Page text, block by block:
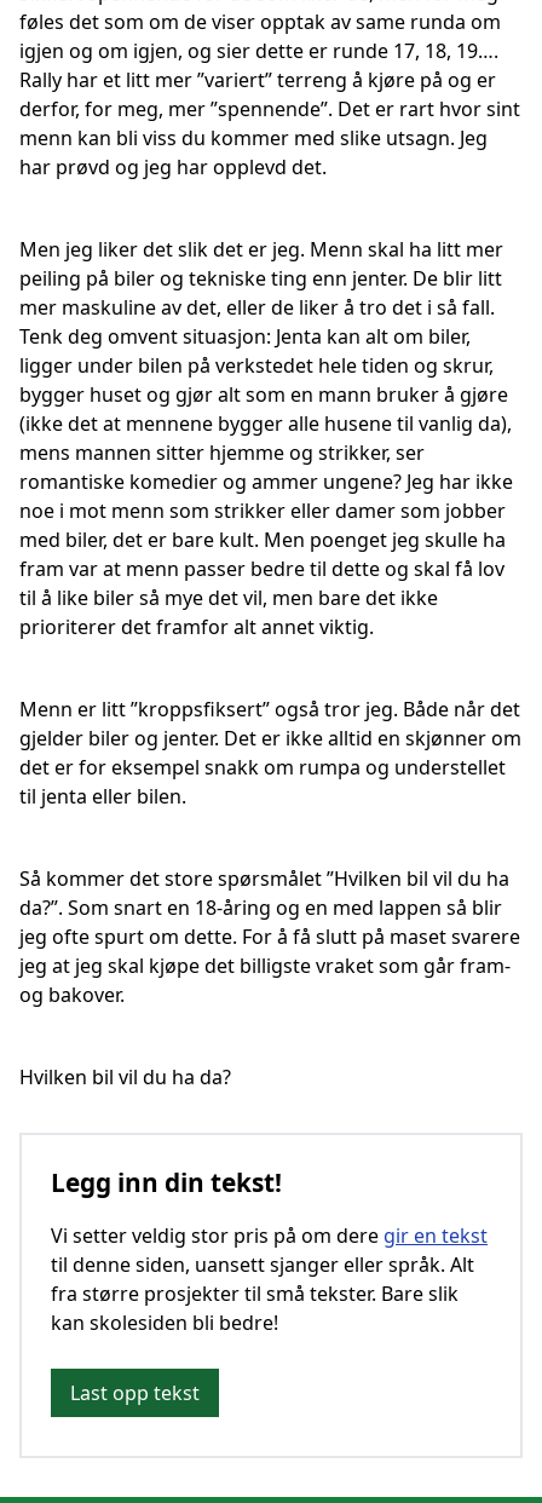
føles det som om de viser opptak av same runda om
igjen og om igjen, og sier dette er runde 17, 18, 19….
Rally har et litt mer ”variert” terreng å kjøre på og er
derfor, for meg, mer ”spennende”. Det er rart hvor sint
menn kan bli viss du kommer med slike utsagn. Jeg
har prøvd og jeg har opplevd det.
Men jeg liker det slik det er jeg. Menn skal ha litt mer
peiling på biler og tekniske ting enn jenter. De blir litt
mer maskuline av det, eller de liker å tro det i så fall.
Tenk deg omvent situasjon: Jenta kan alt om biler,
ligger under bilen på verkstedet hele tiden og skrur,
bygger huset og gjør alt som en mann bruker å gjøre
(ikke det at mennene bygger alle husene til vanlig da),
mens mannen sitter hjemme og strikker, ser
romantiske komedier og ammer ungene? Jeg har ikke
noe i mot menn som strikker eller damer som jobber
med biler, det er bare kult. Men poenget jeg skulle ha
fram var at menn passer bedre til dette og skal få lov
til å like biler så mye det vil, men bare det ikke
prioriterer det framfor alt annet viktig.
Menn er litt ”kroppsfiksert” også tror jeg. Både når det
gjelder biler og jenter. Det er ikke alltid en skjønner om
det er for eksempel snakk om rumpa og understellet
til jenta eller bilen.
Så kommer det store spørsmålet ”Hvilken bil vil du ha
da?”. Som snart en 18-åring og en med lappen så blir
jeg ofte spurt om dette. For å få slutt på maset svarere
jeg at jeg skal kjøpe det billigste vraket som går fram-
og bakover.
Hvilken bil vil du ha da?
Legg inn din tekst!
Vi setter veldig stor pris på om dere gir en tekst
til denne siden, uansett sjanger eller språk. Alt
fra større prosjekter til små tekster. Bare slik
kan skolesiden bli bedre!
Last opp tekst